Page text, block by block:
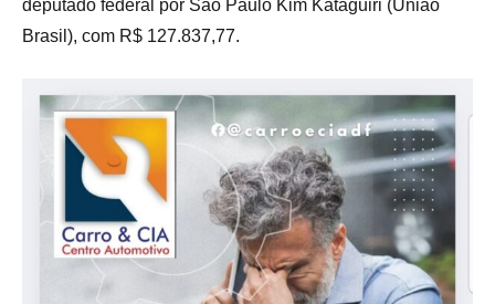
deputado federal por São Paulo Kim Kataguiri (União
Brasil), com R$ 127.837,77.